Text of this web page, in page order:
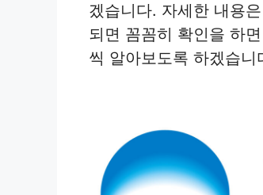
겠습니다. 자세한 내용
되면 꼼꼼히 확인을 하
씩 알아보도록 하겠습니